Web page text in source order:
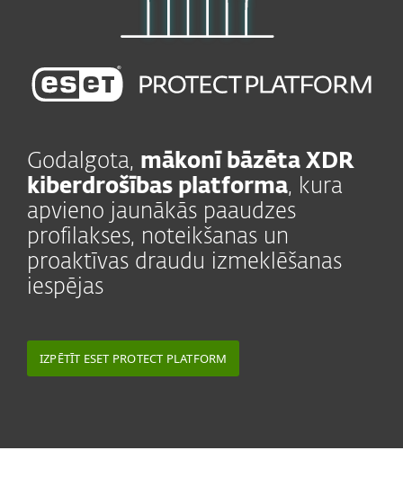
Godalgota, mākonī bāzēta XDR
kiberdrošības platforma, kura
apvieno jaunākās paaudzes
profilakses, noteikšanas un
proaktīvas draudu izmeklēšanas
iespējas
IZPĒTĪT ESET PROTECT PLATFORM